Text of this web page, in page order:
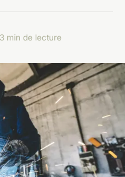
3 min de lecture